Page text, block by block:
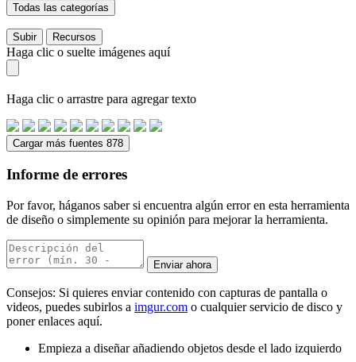
Todas las categorías
Subir Recursos
Haga clic o suelte imágenes aquí
Haga clic o arrastre para agregar texto
Cargar más fuentes 878
Informe de errores
Por favor, háganos saber si encuentra algún error en esta herramienta
de diseño o simplemente su opinión para mejorar la herramienta.
Enviar ahora
Consejos: Si quieres enviar contenido con capturas de pantalla o
videos, puedes subirlos a imgur.com o cualquier servicio de disco y
poner enlaces aquí.
Empieza a diseñar añadiendo objetos desde el lado izquierdo